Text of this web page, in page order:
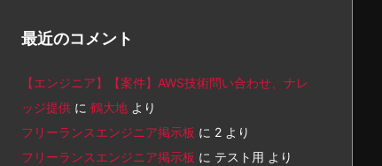
最近のコメント
【エンジニア】【案件】AWS技術問い合わせ、ナレ
ッジ提供 に 鶴大地 より
フリーランスエンジニア掲示板 に 2 より
フリーランスエンジニア掲示板 に テスト用 より